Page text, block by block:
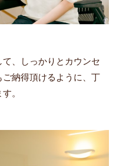
、しっかりとカウンセ
納得頂けるように、丁
。